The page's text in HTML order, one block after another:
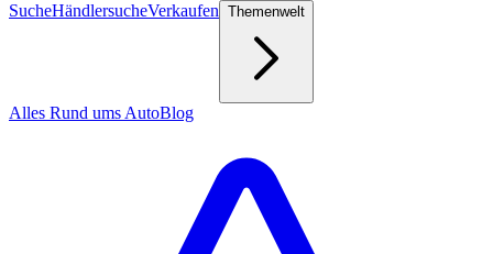
SucheHändlersucheVerkaufen Themenwelt
Alles Rund ums AutoBlog